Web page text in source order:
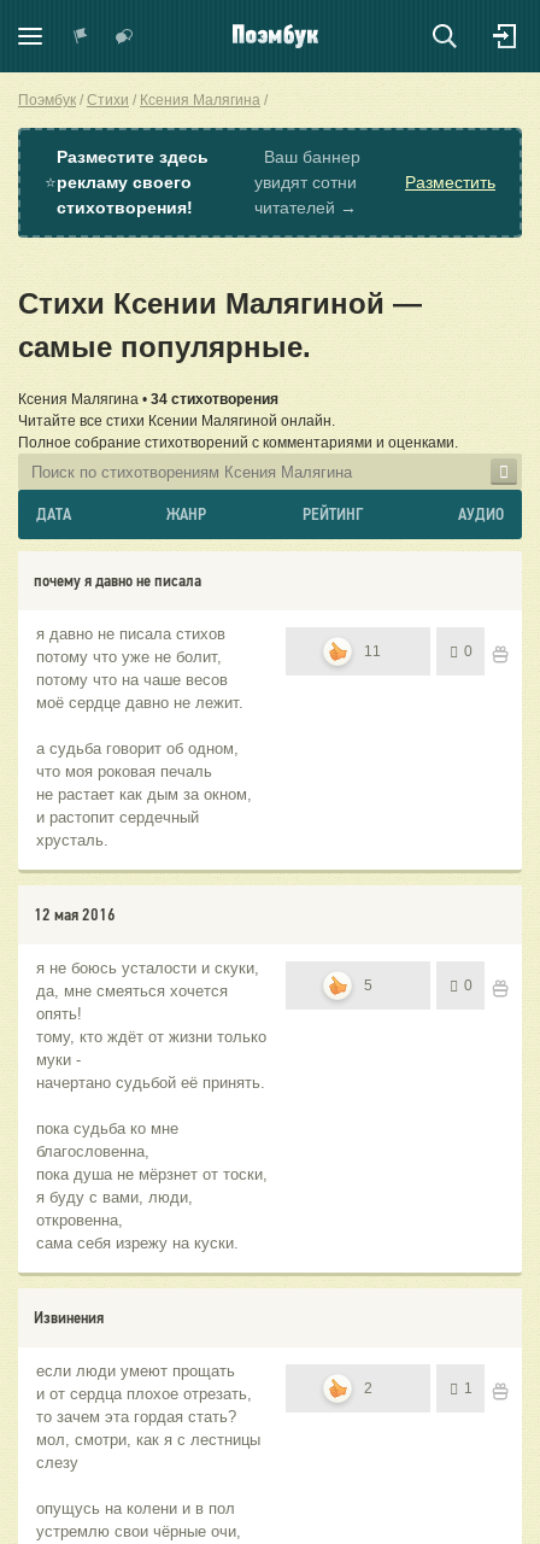
Поэмбук Стихи Ксения Малягина
⭐
Разместите здесь
рекламу своего
стихотворения!
Ваш баннер
увидят сотни
читателей →
Разместить
Стихи Ксении Малягиной —
самые популярные.
Ксения Малягина • 34 стихотворения
Читайте все стихи Ксении Малягиной онлайн.
Полное собрание стихотворений с комментариями и оценками.
ДАТА ЖАНР РЕЙТИНГ АУДИО
почему я давно не писала
я давно не писала стихов
потому что уже не болит,
потому что на чаше весов
моё сердце давно не лежит.
а судьба говорит об одном,
что моя роковая печаль
не растает как дым за окном,
и растопит сердечный
хрусталь.
11 0
12 мая 2016
я не боюсь усталости и скуки,
да, мне смеяться хочется
опять!
тому, кто ждёт от жизни только
муки -
начертано судьбой её принять.
пока судьба ко мне
благословенна,
пока душа не мёрзнет от тоски,
я буду с вами, люди,
откровенна,
сама себя изрежу на куски.
5 0
Извинения
если люди умеют прощать
и от сердца плохое отрезать,
то зачем эта гордая стать?
мол, смотри, как я с лестницы
слезу
опущусь на колени и в пол
устремлю свои чёрные очи,
2 1